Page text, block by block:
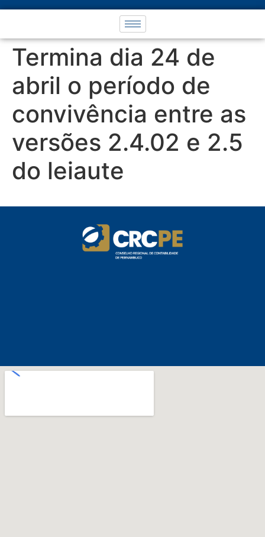
Termina dia 24 de
abril o período de
convivência entre as
versões 2.4.02 e 2.5
do leiaute